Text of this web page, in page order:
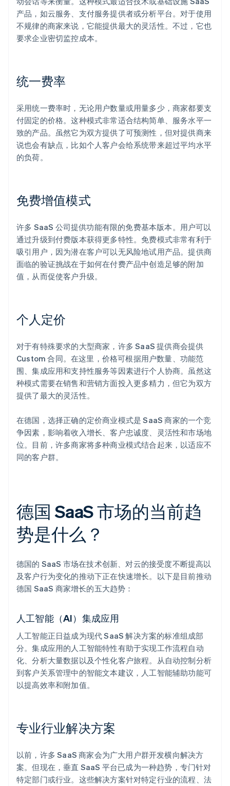
产品，如云服务、支付服务提供者或分析平台。对于使用
不规律的商家来说，它能提供最大的灵活性。不过，它也
要求企业密切监控成本。
统一费率
采用统一费率时，无论用户数量或用量多少，商家都要支
付固定的价格。这种模式非常适合结构简单、服务水平一
致的产品。虽然它为双方提供了可预测性，但对提供商来
说也会有缺点，比如个人客户会给系统带来超过平均水平
的负荷。
免费增值模式
许多 SaaS 公司提供功能有限的免费基本版本。用户可以
通过升级到付费版本获得更多特性。免费模式非常有利于
吸引用户，因为潜在客户可以无风险地试用产品。提供商
面临的验证挑战在于如何在付费产品中创造足够的附加
值，从而促使客户升级。
个人定价
对于有特殊要求的大型商家，许多 SaaS 提供商会提供
Custom 合同。在这里，价格可根据用户数量、功能范
围、集成应用和支持性服务等因素进行个人协商。虽然这
种模式需要在销售和营销方面投入更多精力，但它为双方
提供了最大的灵活性。
在德国，选择正确的定价商业模式是 SaaS 商家的一个竞
争因素，影响着收入增长、客户忠诚度、灵活性和市场地
位。目前，许多商家将多种商业模式结合起来，以适应不
同的客户群。
德国 SaaS 市场的当前趋
势是什么？
德国的 SaaS 市场在技术创新、对云的接受度不断提高以
及客户行为变化的推动下正在快速增长。以下是目前推动
德国 SaaS 商家增长的五大趋势：
人工智能（AI）集成应用
人工智能正日益成为现代 SaaS 解决方案的标准组成部
分。集成应用的人工智能特性有助于实现工作流程自动
化、分析大量数据以及个性化客户旅程。从自动控制分析
到客户关系管理中的智能文本建议，人工智能辅助功能可
以提高效率和附加值。
专业行业解决方案
以前，许多 SaaS 商家会为广大用户群开发横向解决方
案。但现在，垂直 SaaS 平台已成为一种趋势，专门针对
特定部门或行业。这些解决方案针对特定行业的流程、法